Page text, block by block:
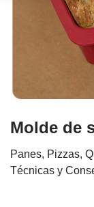
Molde de
Panes, Pizzas,
Técnicas y